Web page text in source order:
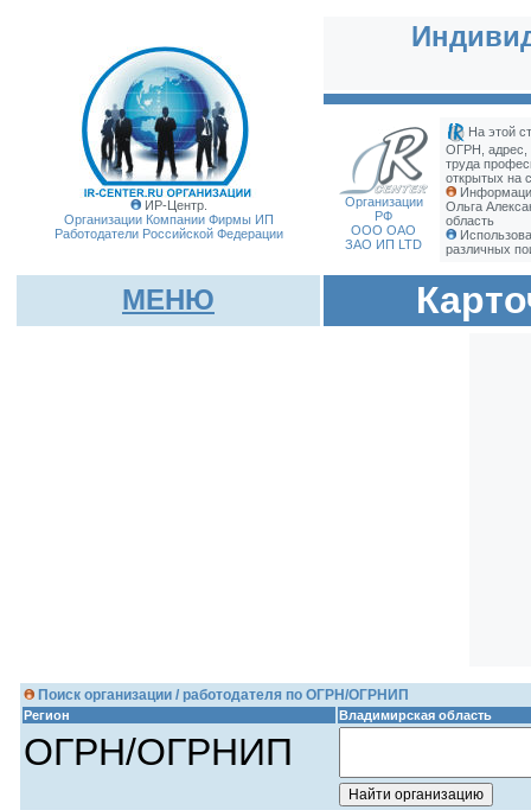
ИР-Центр.
Организации Компании Фирмы ИП
Работодатели Российской Федерации
Организации
РФ
ООО ОАО
ЗАО ИП LTD
На этой
ОГРН, адрес,
труда
открытых на
Ольга
область
различных
МЕНЮ
Поиск организации / работодателя по ОГРН/ОГРНИП
Регион Владимирская область
ОГРН/ОГРНИП